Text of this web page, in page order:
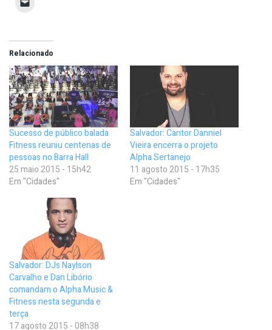
Relacionado
Sucesso de público balada
Fitness reuniu centenas de
pessoas no Barra Hall
25 maio 2015 - 15h42
Em "Cidades"
Salvador: Cantor Danniel
Vieira encerra o projeto
Alpha Sertanejo
11 agosto 2015 - 17h35
Em "Cidades"
Salvador: DJs Naylson
Carvalho e Dan Libório
comandam o Alpha Music &
Fitness nesta segunda e
terça
17 agosto 2015 - 08h38